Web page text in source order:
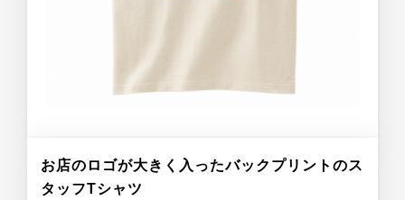
お店のロゴが大きく入ったバックプリントのス
タッフTシャツ